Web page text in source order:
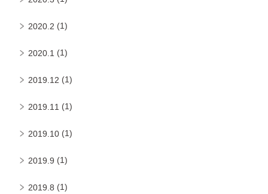
2020.2 (1)
2020.1 (1)
2019.12 (1)
2019.11 (1)
2019.10 (1)
2019.9 (1)
2019.8 (1)